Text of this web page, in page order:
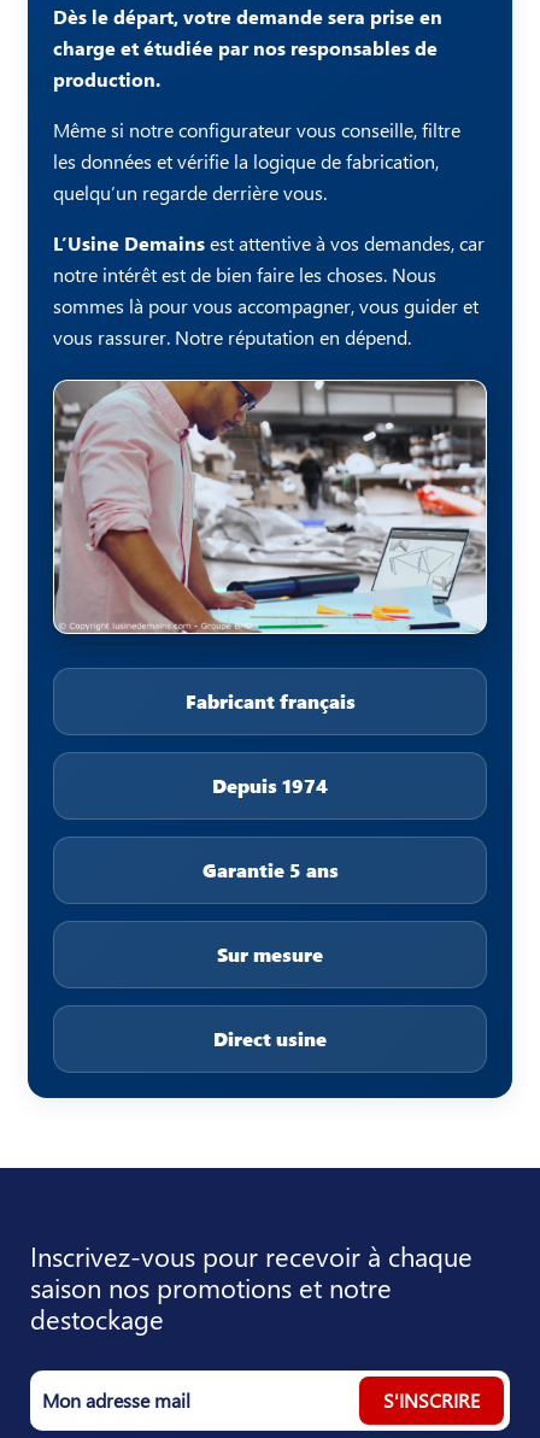
Dès le départ, votre demande sera prise en
charge et étudiée par nos responsables de
production.
Même si notre configurateur vous conseille, filtre
les données et vérifie la logique de fabrication,
quelqu’un regarde derrière vous.
L’Usine Demainsest attentive à vos demandes, car
notre intérêt est de bien faire les choses. Nous
sommes là pour vous accompagner, vous guider et
vous rassurer. Notre réputation en dépend.
Fabricant français
Depuis 1974
Garantie 5 ans
Sur mesure
Direct usine
Inscrivez-vous pour recevoir à chaque
saison nos promotions et notre
destockage
S'INSCRIRE